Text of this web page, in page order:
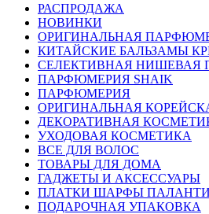
РАСПРОДАЖА
НОВИНКИ
ОРИГИНАЛЬНАЯ
КИТАЙСКИЕ БАЛЬЗАМЫ
СЕЛЕКТИВНАЯ НИШЕВАЯ
ПАРФЮМЕРИЯ SHAIK
ПАРФЮМЕРИЯ
ОРИГИНАЛЬНАЯ
ДЕКОРАТИВНАЯ
УХОДОВАЯ КОСМЕТИКА
ВСЕ ДЛЯ ВОЛОС
ТОВАРЫ ДЛЯ ДОМА
ГАДЖЕТЫ И АКСЕССУАРЫ
ПЛАТКИ ШАРФЫ
ПОДАРОЧНАЯ УПАКОВКА